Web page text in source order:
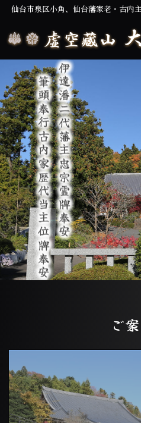
仙台市泉区小角、仙台藩家老・古内
伊達潘二代藩主忠宗霊牌奉安
筆頭奉行古内家歴代当主位牌奉安
ご